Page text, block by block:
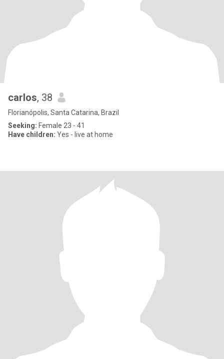
carlos, 38
Florianópolis, Santa Catarina, Brazil
Seeking: Female 23 - 41
Have children: Yes - live at home